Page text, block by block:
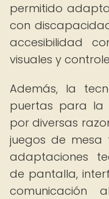
permitido
con
accesibilidad
visuales y
Además, la
puertas para la
por diversas
juegos de mesa
adaptaciones
de pantalla,
comunicación